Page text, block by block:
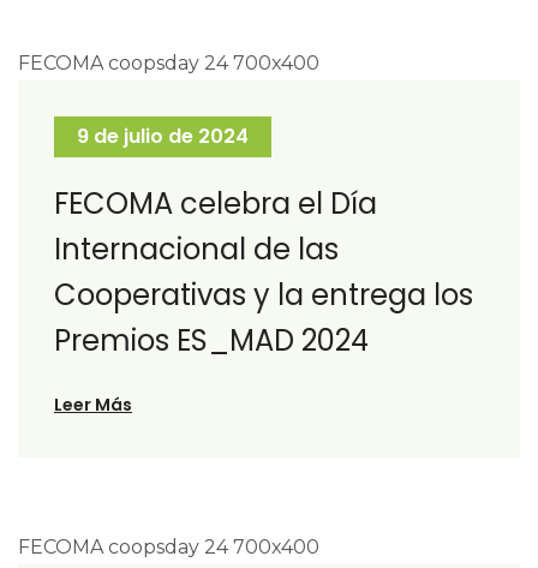
9 de julio de 2024
FECOMA celebra el Día
Internacional de las
Cooperativas y la entrega los
Premios ES_MAD 2024
Leer Más